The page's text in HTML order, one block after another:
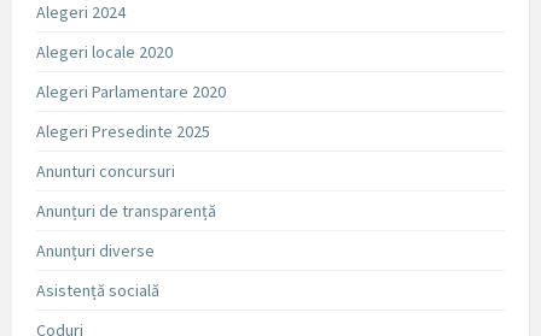
Alegeri 2024
Alegeri locale 2020
Alegeri Parlamentare 2020
Alegeri Presedinte 2025
Anunturi concursuri
Anunțuri de transparență
Anunțuri diverse
Asistență socială
Coduri